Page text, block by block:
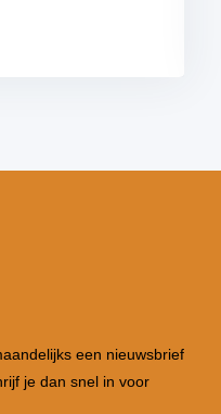
een nieuwsbrief
je dan snel in voor